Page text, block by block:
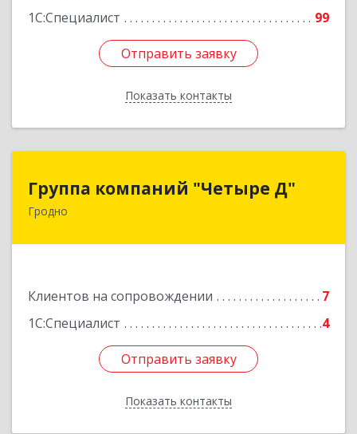
1С:Специалист
99
Отправить заявку
Показать контакты
Отправить заявку
Назад
Группа компаний "Четыре Д"
Гродно
Клиентов на сопровождении
7
1С:Специалист
4
Отправить заявку
Показать контакты
Группа компаний "Четыре Д"
230023, РБ, г. Гродно, ул. Тимирязева, д. 37, к.
Отправить заявку
Назад